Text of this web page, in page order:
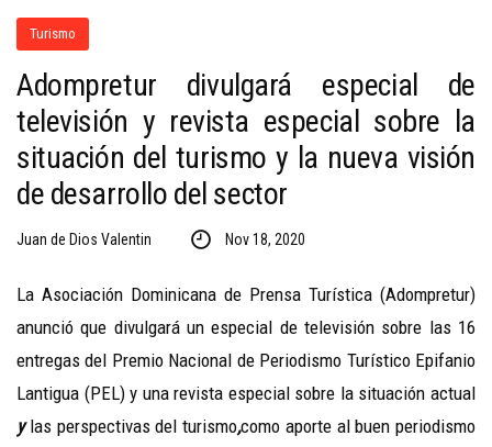
Turismo
Adompretur divulgará especial de
televisión y revista especial sobre la
situación del turismo y la nueva visión
de desarrollo del sector
Juan de Dios Valentin Nov 18, 2020
La Asociación Dominicana de Prensa Turística (Adompretur)
anunció que divulgará un especial de televisión sobre las 16
entregas del Premio Nacional de Periodismo Turístico Epifanio
Lantigua (PEL) y una revista especial sobre la situación actual
ylas perspectivas del turismo,como aporte al buen periodismo